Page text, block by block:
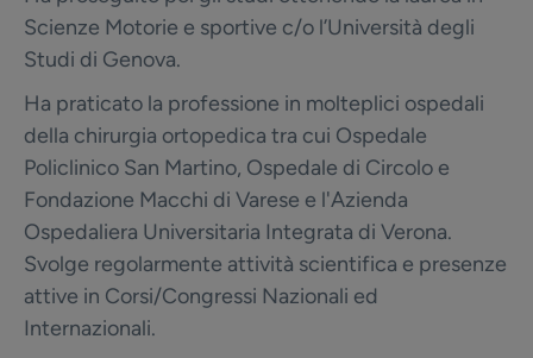
Scienze Motorie e sportive c/o l’Università degli
Studi di Genova.
Ha praticato la professione in molteplici ospedali
della chirurgia ortopedica tra cui Ospedale
Policlinico San Martino, Ospedale di Circolo e
Fondazione Macchi di Varese e l'Azienda
Ospedaliera Universitaria Integrata di Verona.
Svolge regolarmente attività scientifica e presenze
attive in Corsi/Congressi Nazionali ed
Internazionali.